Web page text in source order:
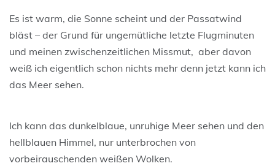
Es ist warm, die Sonne scheint und der Passatwind
bläst – der Grund für ungemütliche letzte Flugminuten
und meinen zwischenzeitlichen Missmut, aber davon
weiß ich eigentlich schon nichts mehr denn jetzt kann ich
das Meer sehen.
Ich kann das dunkelblaue, unruhige Meer sehen und den
hellblauen Himmel, nur unterbrochen von
vorbeirauschenden weißen Wolken.